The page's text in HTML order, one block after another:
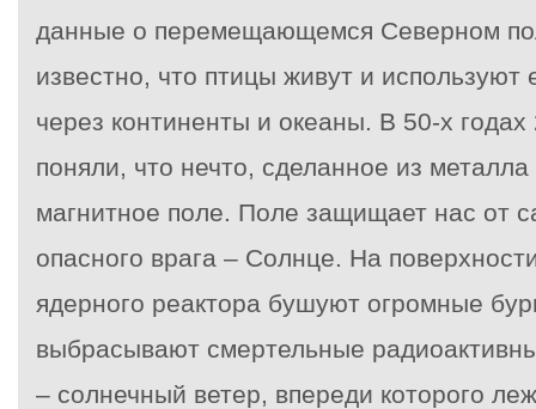
данные о перемещающемся Северном
известно, что птицы живут и используют
через континенты и океаны. В 50-х годах
поняли, что нечто, сделанное из металла
магнитное поле. Поле защищает нас от
опасного врага – Солнце. На поверхности
ядерного реактора бушуют огромные
выбрасывают смертельные
– солнечный ветер, впереди которого